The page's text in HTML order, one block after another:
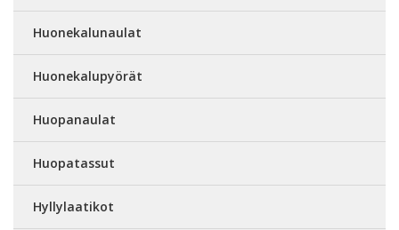
Huonekalunaulat
Huonekalupyörät
Huopanaulat
Huopatassut
Hyllylaatikot